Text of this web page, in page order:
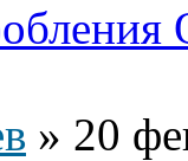
» 20